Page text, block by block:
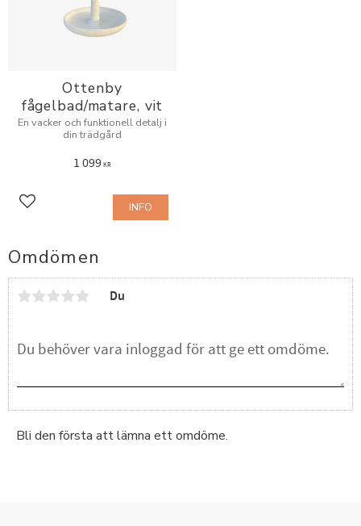
Omdömen
Du
Bli den första att lämna ett omdöme.
Ottenby
fågelbad/matare, vit
En vacker och funktionell detalj i
din trädgård
1 099KR
Lägg till i favoriter INFO